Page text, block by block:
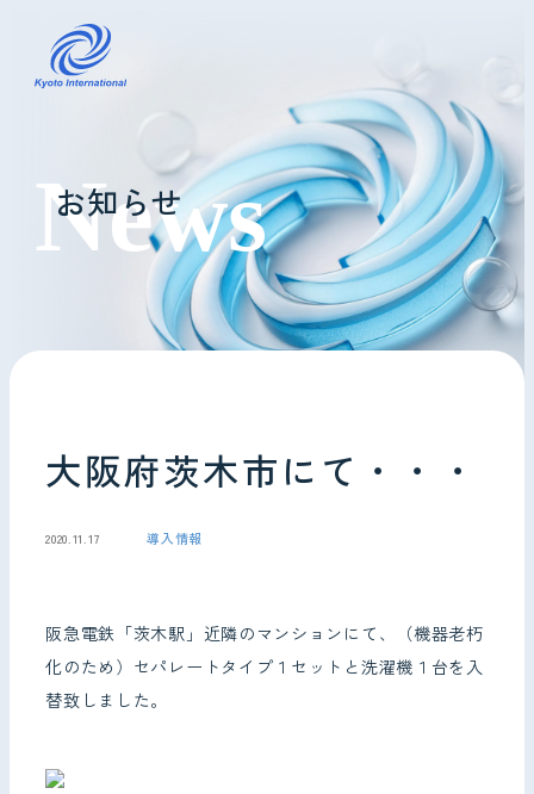
コインランドリーレンタル
ホテル様へ
掃除・メンテナンス
会社情報
お知らせ
大阪府茨木市にて・・・
2020.11.17 導入情報
阪急電鉄「茨木駅」近隣のマンションにて、（機器老朽
化のため）セパレートタイプ１セットと洗濯機１台を入
替致しました。